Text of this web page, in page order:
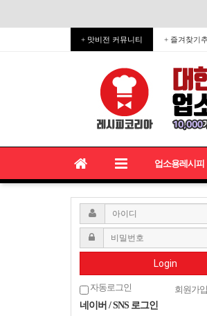
+ 맛비전 커뮤니티 + 즐겨찾기
업소용레시피
Login
자동로그인 회원가입
네이버 / SNS 로그인